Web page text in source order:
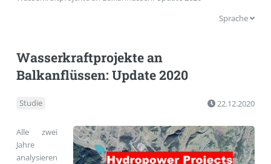
Sprache
Wasserkraftprojekte an
Balkanflüssen: Update 2020
Studie 22.12.2020
Alle zwei
Jahre
analysieren